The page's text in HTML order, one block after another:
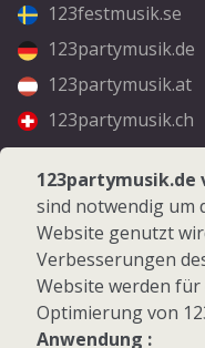
123festmusik.se
123partymusik.de
123partymusik.at
123partymusik.ch
Folgen Sie uns
Facebook
Instagram
123partymusik.de
sind notwendig um
Website genutzt
Verbesserungen
Website werden
Optimierung von
Anwendung :